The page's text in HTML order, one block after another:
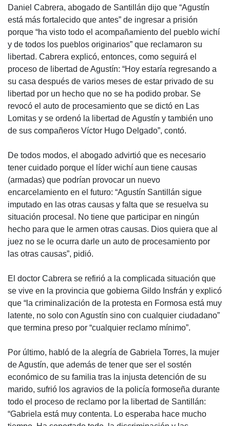
Daniel Cabrera, abogado de Santillán dijo que “Agustín
está más fortalecido que antes” de ingresar a prisión
porque “ha visto todo el acompañamiento del pueblo wichí
y de todos los pueblos originarios” que reclamaron su
libertad. Cabrera explicó, entonces, como seguirá el
proceso de libertad de Agustín: “Hoy estaría regresando a
su casa después de varios meses de estar privado de su
libertad por un hecho que no se ha podido probar. Se
revocó el auto de procesamiento que se dictó en Las
Lomitas y se ordenó la libertad de Agustín y también uno
de sus compañeros Víctor Hugo Delgado”, contó.
De todos modos, el abogado advirtió que es necesario
tener cuidado porque el líder wichí aun tiene causas
(armadas) que podrían provocar un nuevo
encarcelamiento en el futuro: “Agustín Santillán sigue
imputado en las otras causas y falta que se resuelva su
situación procesal. No tiene que participar en ningún
hecho para que le armen otras causas. Dios quiera que al
juez no se le ocurra darle un auto de procesamiento por
las otras causas”, pidió.
El doctor Cabrera se refirió a la complicada situación que
se vive en la provincia que gobierna Gildo Insfrán y explicó
que “la criminalización de la protesta en Formosa está muy
latente, no solo con Agustín sino con cualquier ciudadano”
que termina preso por “cualquier reclamo mínimo”.
Por último, habló de la alegría de Gabriela Torres, la mujer
de Agustín, que además de tener que ser el sostén
económico de su familia tras la injusta detención de su
marido, sufrió los agravios de la policía formoseña durante
todo el proceso de reclamo por la libertad de Santillán:
“Gabriela está muy contenta. Lo esperaba hace mucho